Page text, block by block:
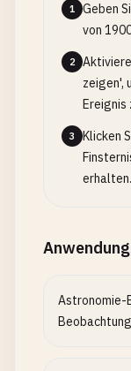
1
Geben
von
2
zeigen',
Ereignis
3
Klicken
erhalten.
Astronomie-